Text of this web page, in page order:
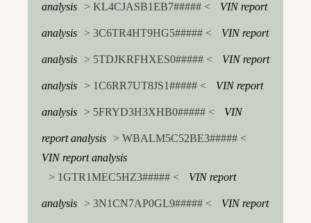
analysis > KL4CJASB1EB7##### < VIN report
analysis > 3C6TR4HT9HG5##### < VIN report
analysis > 5TDJKRFHXES0##### < VIN report
analysis > 1C6RR7UT8JS1##### < VIN report
analysis > 5FRYD3H3XHB0##### < VIN
report analysis
> WBALM5C52BE3##### <
VIN report analysis
> 1GTR1MEC5HZ3##### <
VIN report
analysis > 3N1CN7AP0GL9##### < VIN report